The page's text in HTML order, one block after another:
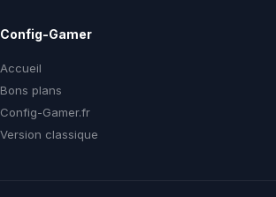
Config-Gamer
Accueil
Bons plans
Config-Gamer.fr
Version classique